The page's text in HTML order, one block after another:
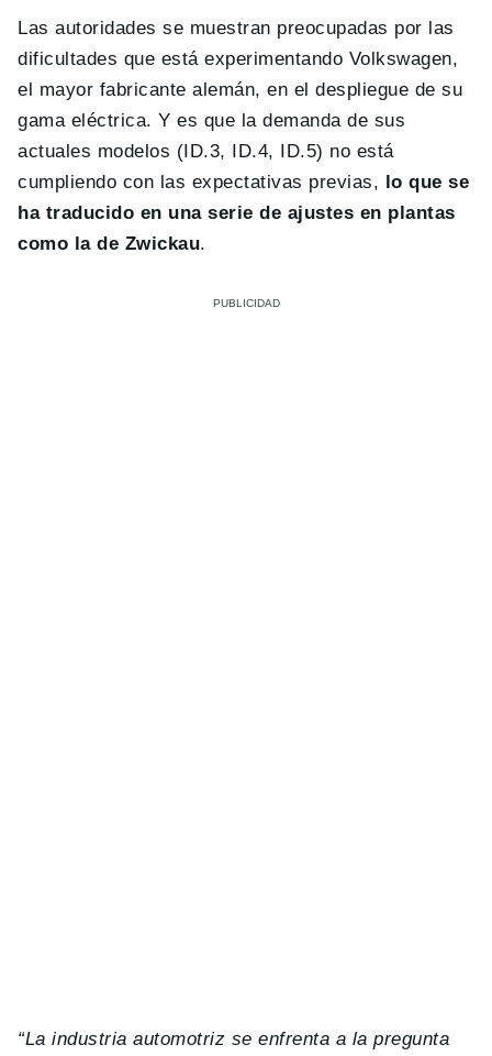
Las autoridades se muestran preocupadas por las
dificultades que está experimentando Volkswagen,
el mayor fabricante alemán, en el despliegue de su
gama eléctrica. Y es que la demanda de sus
actuales modelos (ID.3, ID.4, ID.5) no está
cumpliendo con las expectativas previas, lo que se
ha traducido en una serie de ajustes en plantas
como la de Zwickau.
“La industria automotriz se enfrenta a la pregunta